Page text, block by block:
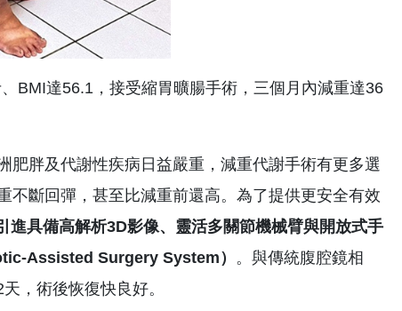
BMI達56.1，接受縮胃曠腸手術，三個月內減重達36
胖及代謝性疾病日益嚴重，減重代謝手術有更多選
不斷回彈，甚至比減重前還高。為了提供更安全有效
進具備高解析3D影像、靈活多關節機械臂與開放式手
Assisted Surgery System） 。與傳統腹腔鏡相
，術後恢復快良好。